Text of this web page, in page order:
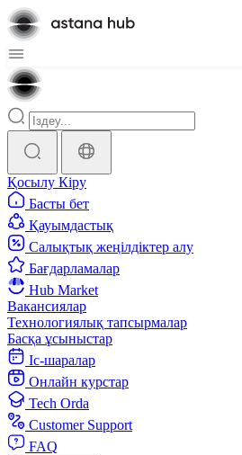
Қосылу Кіру
Басты бет
Қауымдастық
Салықтық жеңілдіктер алу
Бағдарламалар
Hub Market
Вакансиялар
Технологиялық тапсырмалар
Басқа ұсыныстар
Іс-шаралар
Онлайн курстар
Tech Orda
Customer Support
FAQ